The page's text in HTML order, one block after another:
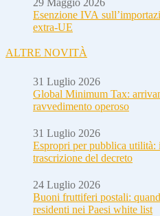
Esenzione IVA
extra-UE
ALTRE NOVITÀ
31 Luglio 2026
Global Minimum Tax:
ravvedimento operoso
31 Luglio 2026
Espropri per pubblica utilità:
trascrizione del decreto
24 Luglio 2026
Buoni fruttiferi postali:
residenti nei Paesi white list